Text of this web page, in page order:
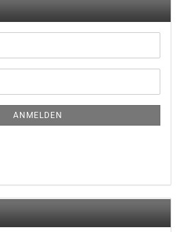
ANMELDEN